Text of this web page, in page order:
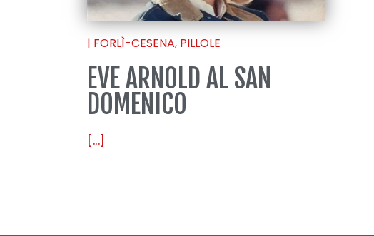
| FORLÌ-CESENA, PILLOLE
EVE ARNOLD AL SAN
DOMENICO
[...]